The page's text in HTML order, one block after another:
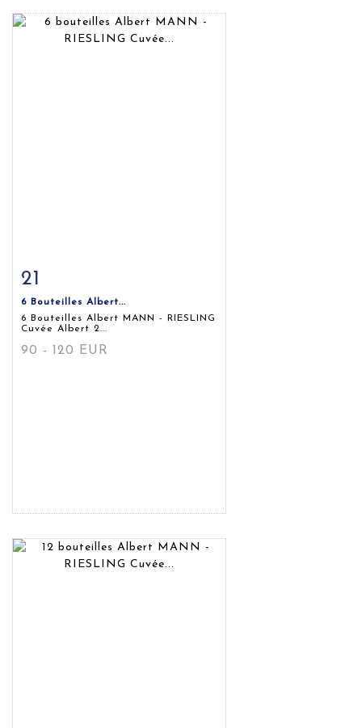
Fiche détaillée
21
6 Bouteilles Albert...
6 Bouteilles Albert MANN - RIESLING
Cuvée Albert 2...
90 - 120 EUR